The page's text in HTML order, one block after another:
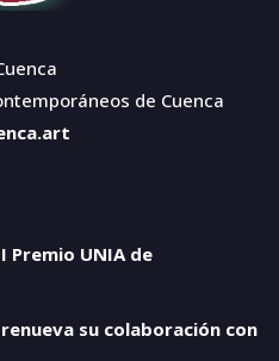
de Cuenca
Premio UNIA de
su colaboración con